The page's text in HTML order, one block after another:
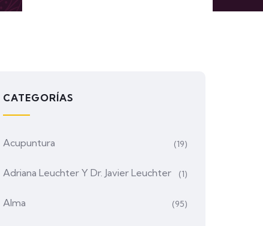
CATEGORÍAS
Acupuntura (19)
Adriana Leuchter Y Dr. Javier Leuchter (1)
Alma (95)